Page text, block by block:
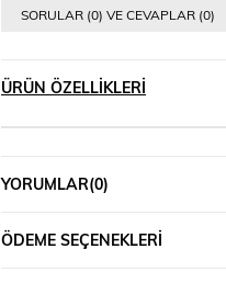
SORULAR (0) VE CEVAPLAR (0)
ÜRÜN ÖZELLIKLERI
YORUMLAR(0)
ÖDEME SEÇENEKLERI